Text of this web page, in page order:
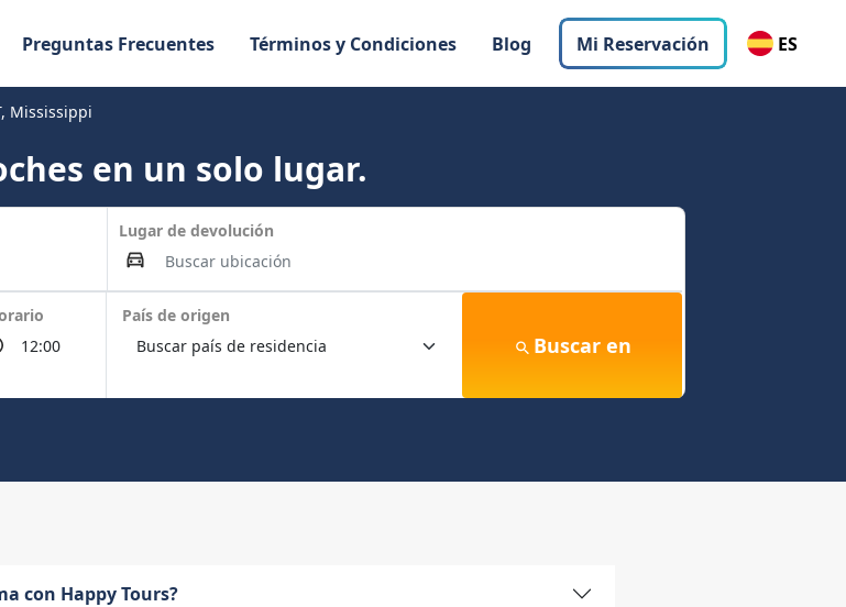
Preguntas Frecuentes Términos y Condiciones Blog Mi Reservación ES
Mississippi
en un solo lugar.
Lugar de devolución
País de origen
Buscar en
con Happy Tours?